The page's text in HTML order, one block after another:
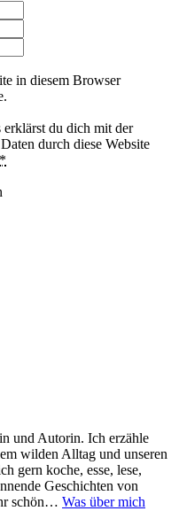
in diesem Browser
du dich mit der
durch diese Website
*
und Autorin. Ich erzähle
wilden Alltag und unseren
gern koche, esse, lese,
Geschichten von
schön… Was über mich